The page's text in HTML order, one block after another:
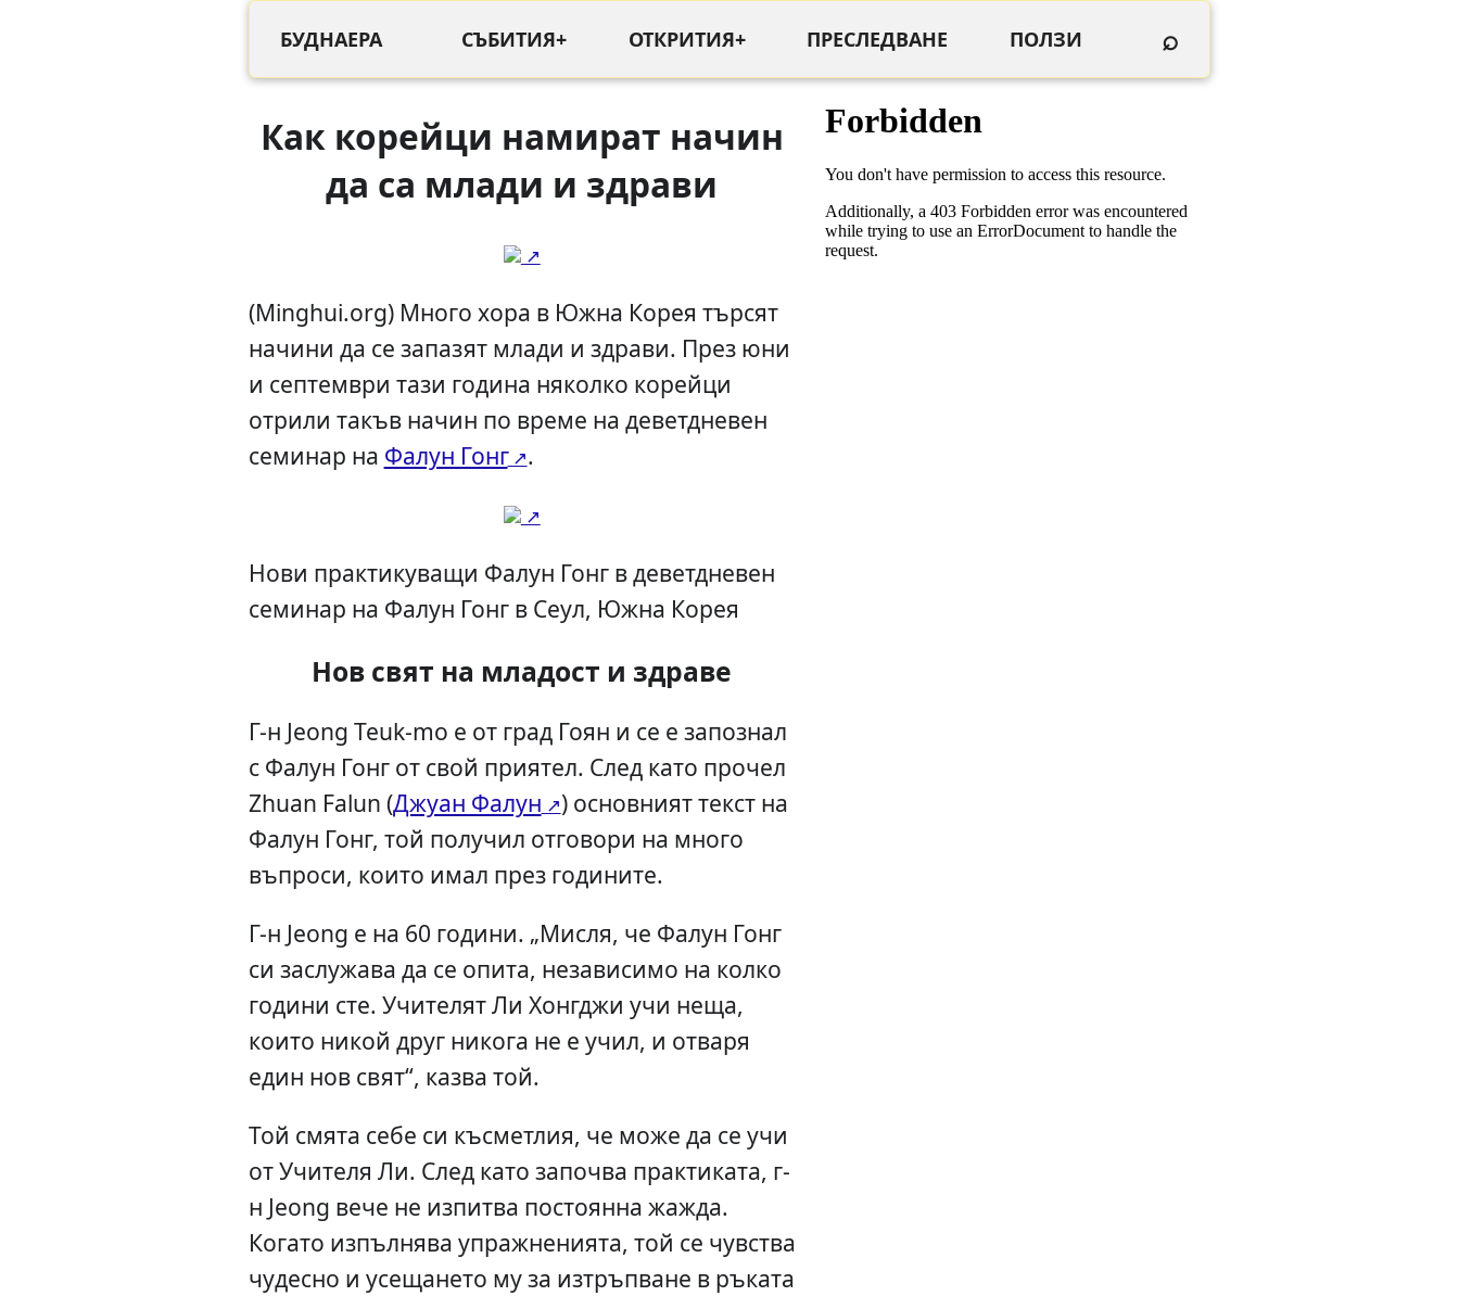
БУДНАЕРА СЪБИТИЯ+ ОТКРИТИЯ+ ПРЕСЛЕДВАНЕ ПОЛЗИ ⌕
Как корейци намират начин
да са млади и здрави
(Minghui.org) Много хора в Южна Корея търсят
начини да се запазят млади и здрави. През юни
и септември тази година няколко корейци
отрили такъв начин по време на деветдневен
семинар на Фалун Гонг .
Нови практикуващи Фалун Гонг в деветдневен
семинар на Фалун Гонг в Сеул, Южна Корея
Нов свят на младост и здраве
Г-н Jeong Teuk-mo е от град Гоян и се е запознал
с Фалун Гонг от свой приятел. След като прочел
Zhuan Falun (Джуан Фалун
) основният текст на
Фалун Гонг, той получил отговори на много
въпроси, които имал през годините.
Г-н Jeong е на 60 години. „Мисля, че Фалун Гонг
си заслужава да се опита, независимо на колко
години сте. Учителят Ли Хонгджи учи неща,
които никой друг никога не е учил, и отваря
един нов свят“, казва той.
Той смята себе си късметлия, че може да се учи
от Учителя Ли. След като започва практиката, г-
н Jeong вече не изпитва постоянна жажда.
Когато изпълнява упражненията, той се чувства
чудесно и усещането му за изтръпване в ръката